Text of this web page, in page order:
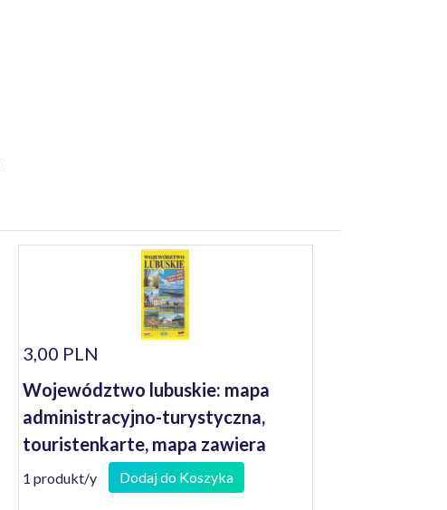
3,00 PLN
Województwo lubuskie: mapa
administracyjno-turystyczna,
touristenkarte, mapa zawiera
herby miast i gmin 1: 200 000
1 produkt/y Dodaj do Koszyka